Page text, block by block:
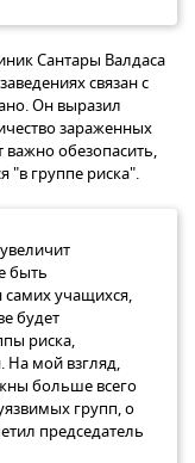
Сантары Валдаса
связан с
Он выразил
зараженных
важно обезопасить,
"в группе риска".
быть
самих учащихся,
будет
риска,
На мой взгляд,
больше всего
групп, о
председатель